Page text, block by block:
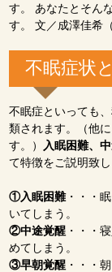
す。 あなたとそん
す。 文／成澤佳希
不眠症状
不眠症といっても
類されます。（他
す。）
入眠困難、
て特徴をご説明致し
①入眠困難・・・
いてしまう。
②中途覚醒 ・・・
めてしまう。
③早朝覚醒 ・・・